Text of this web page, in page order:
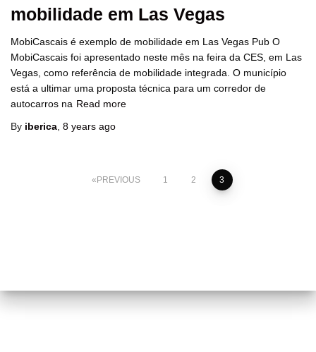
mobilidade em Las Vegas
MobiCascais é exemplo de mobilidade em Las Vegas Pub O
MobiCascais foi apresentado neste mês na feira da CES, em Las
Vegas, como referência de mobilidade integrada. O município
está a ultimar uma proposta técnica para um corredor de
autocarros na Read more
By iberica 8 years ago
PREVIOUS 1 2 3